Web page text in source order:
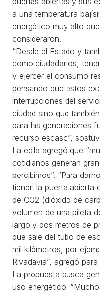
a una temperatura
energético muy alto
consideraron.
“Desde el Estado y
como ciudadanos,
y ejercer el consumo
pensando que estos
interrupciones del
ciudad sino que
para las generaciones
recurso escaso”,
La edila agregó que
cotidianos generan
percibimos”. “Para
tienen la puerta abierta
de CO2 (dióxido de
volumen de una pileta
largo y dos metros de
que sale del tubo de
mil kilómetros, por
Rivadavia”, agregó
La propuesta busca
uso energético: